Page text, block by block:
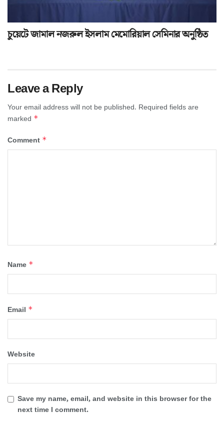
চুয়েটে জামাল নজরুল ইসলাম মেমোরিয়াল সেমিনার অনুষ্ঠিত
Leave a Reply
Your email address will not be published. Required fields are
marked *
Comment *
Name *
Email *
Website
Save my name, email, and website in this browser for the
next time I comment.